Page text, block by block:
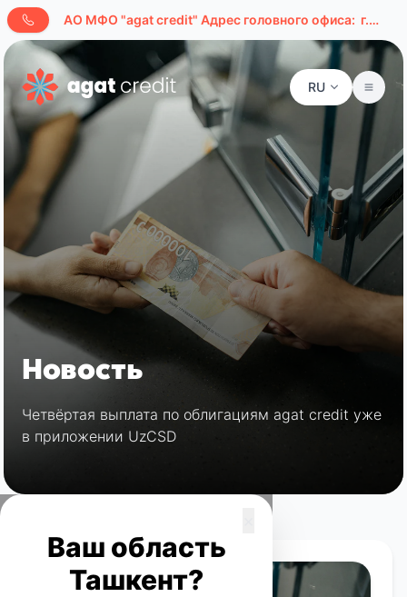
AО МФО "agat credit" Адрес головного офиса: г.Ташкент, ул. Буюк Ипак Йули, д. 127а
RU
Новость
Четвёртая выплата по облигациям agat credit уже
в приложении UzCSD
Ваш область
Ташкент?